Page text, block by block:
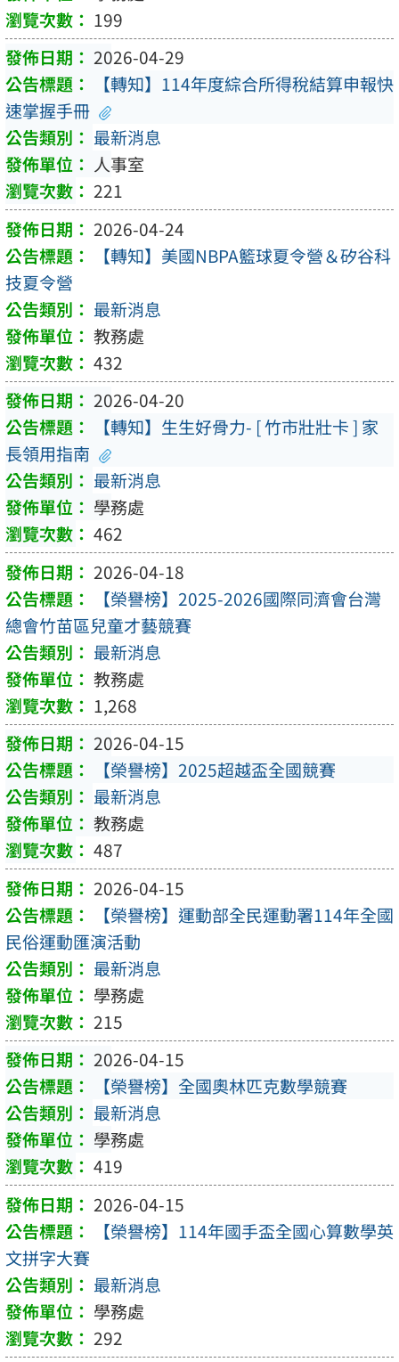
199
2026-04-29
【轉知】114年度綜合所得稅結算申報快
速掌握手冊
最新消息
人事室
221
2026-04-24
【轉知】美國NBPA籃球夏令營＆矽谷科
技夏令營
最新消息
教務處
432
2026-04-20
【轉知】生生好骨力- [ 竹市壯壯卡 ] 家
長領用指南
最新消息
學務處
462
2026-04-18
【榮譽榜】2025-2026國際同濟會台灣
總會竹苗區兒童才藝競賽
最新消息
教務處
1,268
2026-04-15
【榮譽榜】2025超越盃全國競賽
最新消息
教務處
487
2026-04-15
【榮譽榜】運動部全民運動署114年全國
民俗運動匯演活動
最新消息
學務處
215
2026-04-15
【榮譽榜】全國奧林匹克數學競賽
最新消息
學務處
419
2026-04-15
【榮譽榜】114年國手盃全國心算數學英
文拼字大賽
最新消息
學務處
292